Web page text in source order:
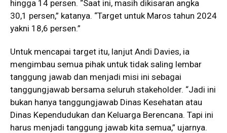
hingga 14 persen. “Saat ini, masih dikisaran angka
30,1 persen,” katanya. “Target untuk Maros tahun 2024
yakni 18,6 persen.”
Untuk mencapai target itu, lanjut Andi Davies, ia
mengimbau semua pihak untuk tidak saling lembar
tanggung jawab dan menjadi misi ini sebagai
tanggungjawab bersama seluruh stakeholder. “Jadi ini
bukan hanya tanggungjawab Dinas Kesehatan atau
Dinas Kependudukan dan Keluarga Berencana. Tapi ini
harus menjadi tanggung jawab kita semua,” ujarnya.